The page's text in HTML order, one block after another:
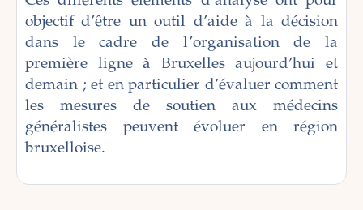
objectif d’être un outil d’aide à la décision
dans le cadre de l’organisation de la
première ligne à Bruxelles aujourd’hui et
demain ; et en particulier d’évaluer comment
les mesures de soutien aux médecins
généralistes peuvent évoluer en région
bruxelloise.